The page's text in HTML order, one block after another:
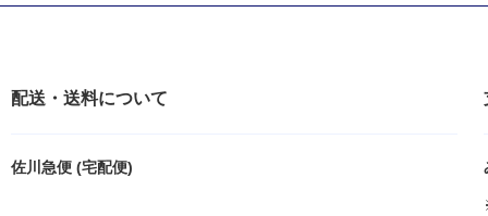
配送・送料について
佐川急便 (宅配便)